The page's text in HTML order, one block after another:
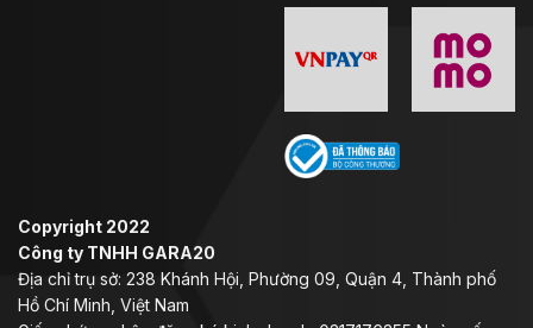
điều chỉnh kính chắn dễ dàng.
Hệ thống thông khí vượt trội
sắc, giúp người đội luôn cảm thấy thoải mái ngay cả
khi di chuyển trong điều kiện thời tiết nóng bức. Bề mặt
bảo tầm nhìn rõ ràng và an toàn.
Copyright 2022
Công ty TNHH GARA20
Địa chỉ trụ sở: 238 Khánh Hội, Phường 09, Quận 4, Thành phố
Hồ Chí Minh, Việt Nam